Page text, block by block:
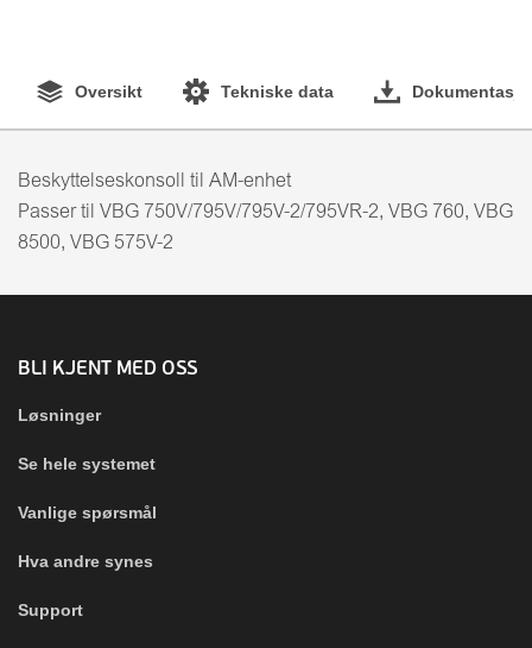
Oversikt Tekniske data
Beskyttelseskonsoll til AM-enhet
Passer til VBG 750V/795V/795V-2/795VR-2, VBG 760, VBG
8500, VBG 575V-2
BLI KJENT MED OSS
Løsninger
Se hele systemet
Vanlige spørsmål
Hva andre synes
Support